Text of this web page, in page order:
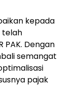
kepada
telah
PAK. Dengan
semangat
pajak